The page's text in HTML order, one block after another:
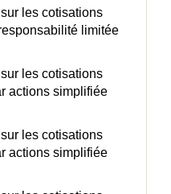
les cotisations
limitée
les cotisations
actions simplifiée
les cotisations
actions simplifiée